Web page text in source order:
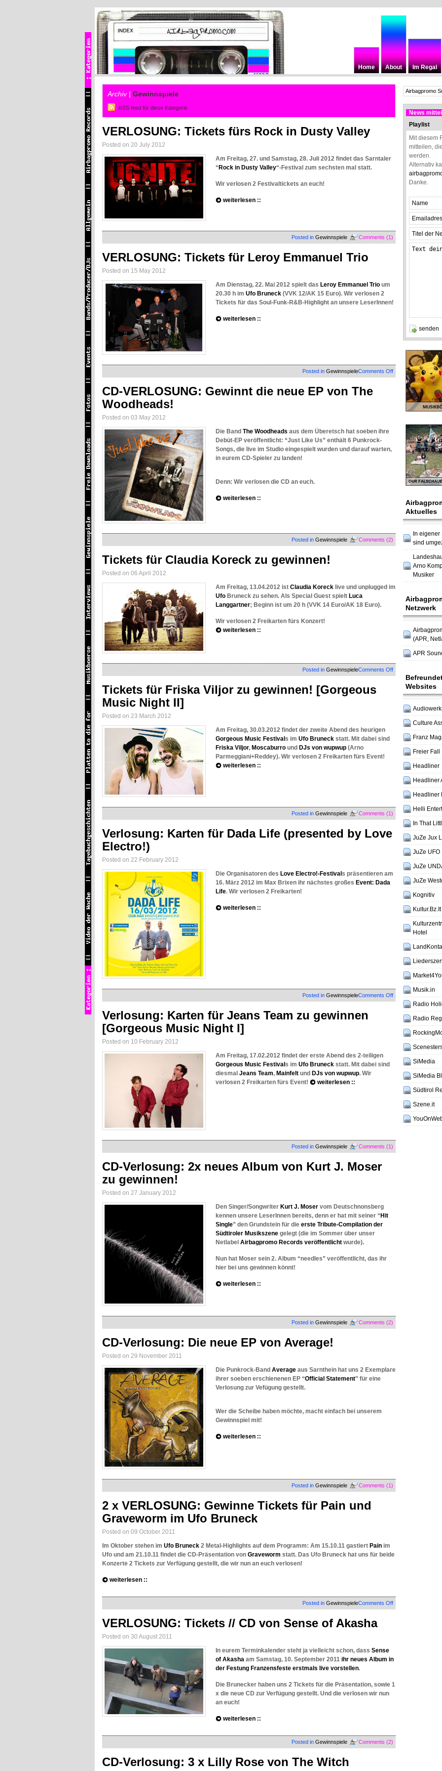
Home About Im Regal
Archiv | Gewinnspiele
RSS feed für diese Kategorie
VERLOSUNG: Tickets fürs Rock in Dusty Valley
Posted on 20 July 2012
Am Freitag, 27. und Samstag, 28. Juli 2012 findet das Sarntaler
“ Rock in Dusty Valley“-Festival zum sechsten mal statt.
Wir verlosen 2 Festivaltickets an euch!
weiterlesen ::
Posted in Gewinnspiele Comments (1)
VERLOSUNG: Tickets für Leroy Emmanuel Trio
Posted on 15 May 2012
Am Dienstag, 22. Mai 2012 spielt das Leroy Emmanuel Trio um
20.30 h im Ufo Bruneck (VVK 12/AK 15 Euro). Wir verlosen 2
Tickets für das Soul-Funk-R&B-Highlight an unsere LeserInnen!
weiterlesen ::
Posted in GewinnspieleComments Offon
VERLOSUNG:
Tickets
Leroy
Emmanuel
CD-VERLOSUNG: Gewinnt die neue EP von The
Woodheads!
Posted on 03 May 2012
Die Band The Woodheads aus dem Überetsch hat soeben ihre
Debüt-EP veröffentlicht: “Just Like Us” enthält 6 Punkrock-
Songs, die live im Studio eingespielt wurden und darauf warten,
in eurem CD-Spieler zu landen!
Denn: Wir verlosen die CD an euch.
weiterlesen ::
Posted in Gewinnspiele Comments (2)
Tickets für Claudia Koreck zu gewinnen!
Posted on 06 April 2012
Am Freitag, 13.04.2012 ist Claudia Koreck live und unplugged im
Ufo Bruneck zu sehen. Als Special Guest spielt Luca
Langgartner; Beginn ist um 20 h (VVK 14 Euro/AK 18 Euro).
Wir verlosen 2 Freikarten fürs Konzert!
weiterlesen ::
Posted in GewinnspieleComments Offon
Tickets
gewinnen!
Tickets für Friska Viljor zu gewinnen! [Gorgeous
Music Night II]
Posted on 23 March 2012
Am Freitag, 30.03.2012 findet der zweite Abend des heurigen
Gorgeous Music Festival s im Ufo Bruneck statt. Mit dabei sind
Friska Viljor, Moscaburro und DJs von wupwup (Arno
Parmeggiani+Reddey). Wir verlosen 2 Freikarten fürs Event!
weiterlesen ::
Posted in Gewinnspiele Comments (1)
Verlosung: Karten für Dada Life (presented by Love
Electro!)
Posted on 22 February 2012
Die Organisatoren des Love Electro!-Festival s präsentieren am
16. März 2012 im Max Brixen ihr nächstes großes Event: Dada
Life. Wir verlosen 2 Freikarten!
weiterlesen ::
Posted in GewinnspieleComments Offon
Verlosung:
Karten
Dada
Electro!)
Verlosung: Karten für Jeans Team zu gewinnen
[Gorgeous Music Night I]
Posted on 10 February 2012
Am Freitag, 17.02.2012 findet der erste Abend des 2-teiligen
Gorgeous Music Festival s im Ufo Bruneck statt. Mit dabei sind
diesmal Jeans Team, Mainfelt und DJs von wupwup. Wir
verlosen 2 Freikarten fürs Event!
weiterlesen ::
Posted in Gewinnspiele Comments (1)
CD-Verlosung: 2x neues Album von Kurt J. Moser
zu gewinnen!
Posted on 27 January 2012
Den Singer/Songwriter Kurt J. Moser vom Deutschnonsberg
kennen unsere LeserInnen bereits, denn er hat mit seiner “ Hit
Single” den Grundstein für die erste Tribute-Compilation der
Südtiroler Musikszene gelegt (die im Sommer über unser
Netlabel Airbagpromo Records veröffentlicht wurde).
Nun hat Moser sein 2. Album “needles” veröffentlicht, das ihr
hier bei uns gewinnen könnt!
weiterlesen ::
Posted in Gewinnspiele Comments (2)
CD-Verlosung: Die neue EP von Average!
Posted on 29 November 2011
Die Punkrock-Band Average aus Sarnthein hat uns 2 Exemplare
ihrer soeben erschienenen EP “Official Statement” für eine
Verlosung zur Vefügung gestellt.
Wer die Scheibe haben möchte, macht einfach bei unserem
Gewinnspiel mit!
weiterlesen ::
Posted in Gewinnspiele Comments (1)
2 x VERLOSUNG: Gewinne Tickets für Pain und
Graveworm im Ufo Bruneck
Posted on 09 October 2011
Im Oktober stehen im Ufo Bruneck 2 Metal-Highlights auf dem Programm: Am 15.10.11 gastiert Pain im
Ufo und am 21.10.11 findet die CD-Präsentation von Graveworm statt. Das Ufo Bruneck hat uns für beide
Konzerte 2 Tickets zur Verfügung gestellt, die wir nun an euch verlosen!
weiterlesen ::
Posted in GewinnspieleComments Offon
2
und
Ufo
VERLOSUNG: Tickets // CD von Sense of Akasha
Posted on 30 August 2011
In eurem Terminkalender steht ja vielleicht schon, dass Sense
of Akasha am Samstag, 10. September 2011 ihr neues Album in
der Festung Franzensfeste erstmals live vorstellen.
Die Brunecker haben uns 2 Tickets für die Präsentation, sowie 1
x die neue CD zur Verfügung gestellt. Und die verlosen wir nun
an euch!
weiterlesen ::
Posted in Gewinnspiele Comments (2)
CD-Verlosung: 3 x Lilly Rose von The Witch
News
Playlist
Mit diesem
mitteilen,
werden.
Alternativ
Danke.
Aktuelles
In eigener
sind
Arno
Musiker
Netzwerk
(APR,
APR
Websites
Culture
Franz
Freier Fall
Headliner
Headliner
Headliner
Helli
In That
JuZe Jux
JuZe UFO
JuZe
JuZe
Kognitiv
Kultur.Bz.It
Hotel
Musik.in
Radio
Radio
SiMedia
SiMedia
Südtirol
Szene.it